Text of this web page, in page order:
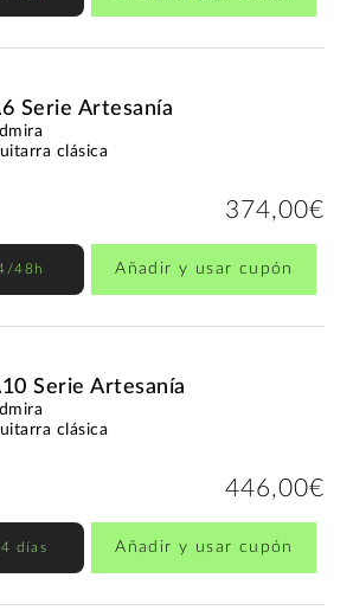
Serie Artesanía
clásica
374,00€
48h Añadir y usar cupón
Serie Artesanía
clásica
446,00€
días Añadir y usar cupón